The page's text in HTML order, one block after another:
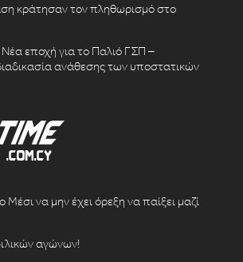
κράτησαν τον πληθωρισμό στο
εποχή για το Παλιό ΓΣΠ –
ανάθεσης των υποστατικών
Μέσι να μην έχει όρεξη να παίξει μαζί
αγώνων!